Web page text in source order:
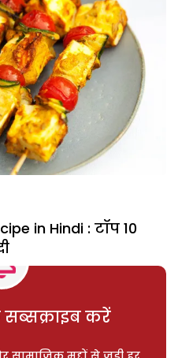
in Hindi : टॉप 10
सब्सक्राइब करें